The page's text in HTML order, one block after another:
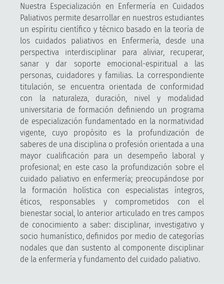
Nuestra Especialización en Enfermería en Cuidados
Paliativos permite desarrollar en nuestros estudiantes
un espíritu científico y técnico basado en la teoría de
los cuidados paliativos en Enfermería, desde una
perspectiva interdisciplinar para aliviar, recuperar,
sanar y dar soporte emocional-espiritual a las
personas, cuidadores y familias. La correspondiente
titulación, se encuentra orientada de conformidad
con la naturaleza, duración, nivel y modalidad
universitaria de formación definiendo un programa
de especialización fundamentado en la normatividad
vigente, cuyo propósito es la profundización de
saberes de una disciplina o profesión orientada a una
mayor cualificación para un desempeño laboral y
profesional; en este caso la profundización sobre el
cuidado paliativo en enfermería; preocupándose por
la formación holística con especialistas íntegros,
éticos, responsables y comprometidos con el
bienestar social, lo anterior articulado en tres campos
de conocimiento a saber: disciplinar, investigativo y
socio humanístico, definidos por medio de categorías
nodales que dan sustento al componente disciplinar
de la enfermería y fundamento del cuidado paliativo.